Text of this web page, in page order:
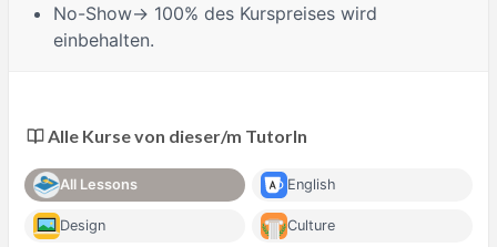
No-Show→ 100% des Kurspreises wird
einbehalten.
Alle Kurse von dieser/m TutorIn
All Lessons English
Design Culture